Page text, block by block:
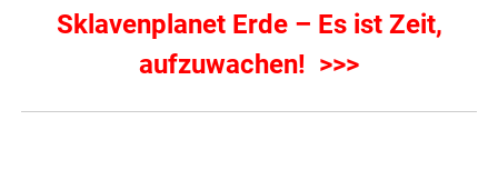
Sklavenplanet Erde – Es ist Zeit,
aufzuwachen! >>>